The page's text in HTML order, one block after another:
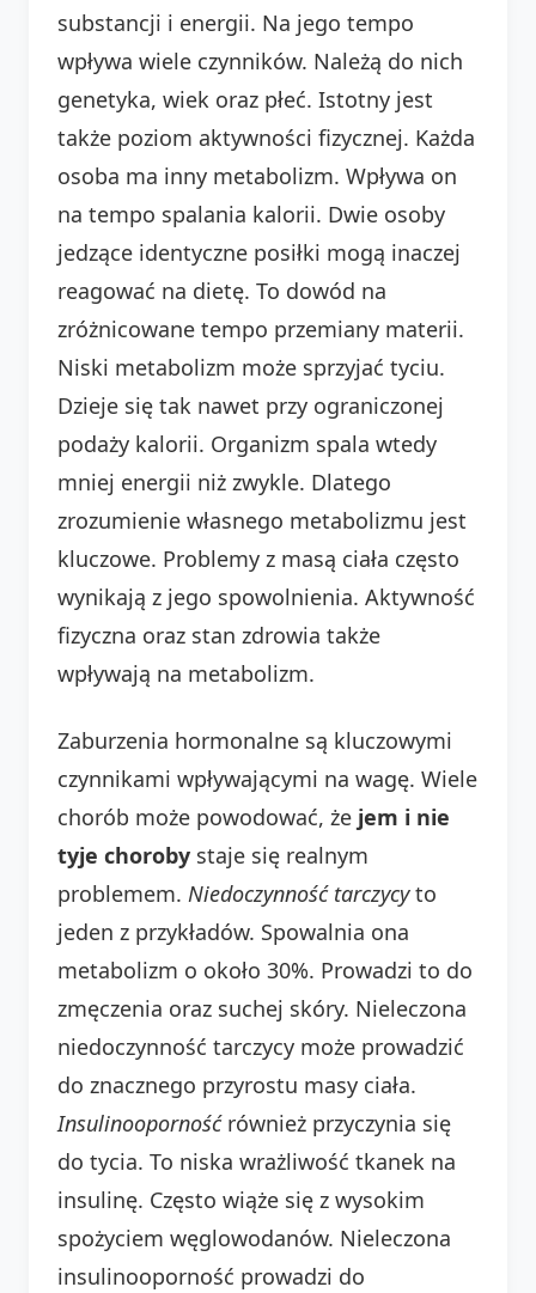
substancji i energii. Na jego tempo
wpływa wiele czynników. Należą do nich
genetyka, wiek oraz płeć. Istotny jest
także poziom aktywności fizycznej. Każda
osoba ma inny metabolizm. Wpływa on
na tempo spalania kalorii. Dwie osoby
jedzące identyczne posiłki mogą inaczej
reagować na dietę. To dowód na
zróżnicowane tempo przemiany materii.
Niski metabolizm może sprzyjać tyciu.
Dzieje się tak nawet przy ograniczonej
podaży kalorii. Organizm spala wtedy
mniej energii niż zwykle. Dlatego
zrozumienie własnego metabolizmu jest
kluczowe. Problemy z masą ciała często
wynikają z jego spowolnienia. Aktywność
fizyczna oraz stan zdrowia także
wpływają na metabolizm.
Zaburzenia hormonalne są kluczowymi
czynnikami wpływającymi na wagę. Wiele
chorób może powodować, że jem i nie
tyje choroby staje się realnym
problemem. Niedoczynność tarczycyto
jeden z przykładów. Spowalnia ona
metabolizm o około 30%. Prowadzi to do
zmęczenia oraz suchej skóry. Nieleczona
niedoczynność tarczycy może prowadzić
do znacznego przyrostu masy ciała.
Insulinoopornośćrównież przyczynia się
do tycia. To niska wrażliwość tkanek na
insulinę. Często wiąże się z wysokim
spożyciem węglowodanów. Nieleczona
insulinooporność prowadzi do